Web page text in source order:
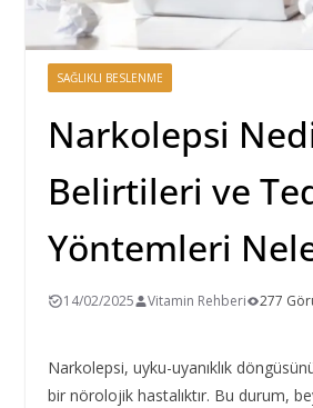
SAĞLIKLI BESLENME
Narkolepsi
Belirtileri ve
Yöntemleri
14/02/2025 Vitamin Rehberi 277
Narkolepsi, uyku-uyanıklık
bir nörolojik hastalıktır. Bu durum,